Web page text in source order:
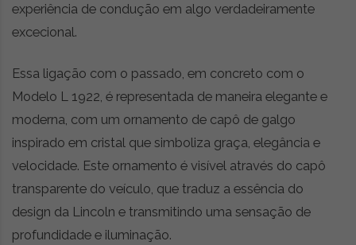
experiência de condução em algo verdadeiramente
excecional.
Essa ligação com o passado, em concreto com o
Modelo L 1922, é representada de maneira elegante e
moderna, com um ornamento de capô de galgo
inspirado em cristal que simboliza graça, elegância e
velocidade. Este ornamento é visível através do capô
transparente do veículo, que traduz a essência do
design da Lincoln e transmitindo uma sensação de
profundidade e iluminação.